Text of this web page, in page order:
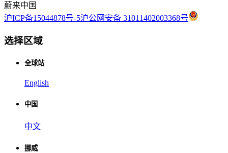
蔚来中国
沪ICP备15044878号-5沪公网安备 31011402003368号
选择区域
全球站
English
中国
中文
挪威